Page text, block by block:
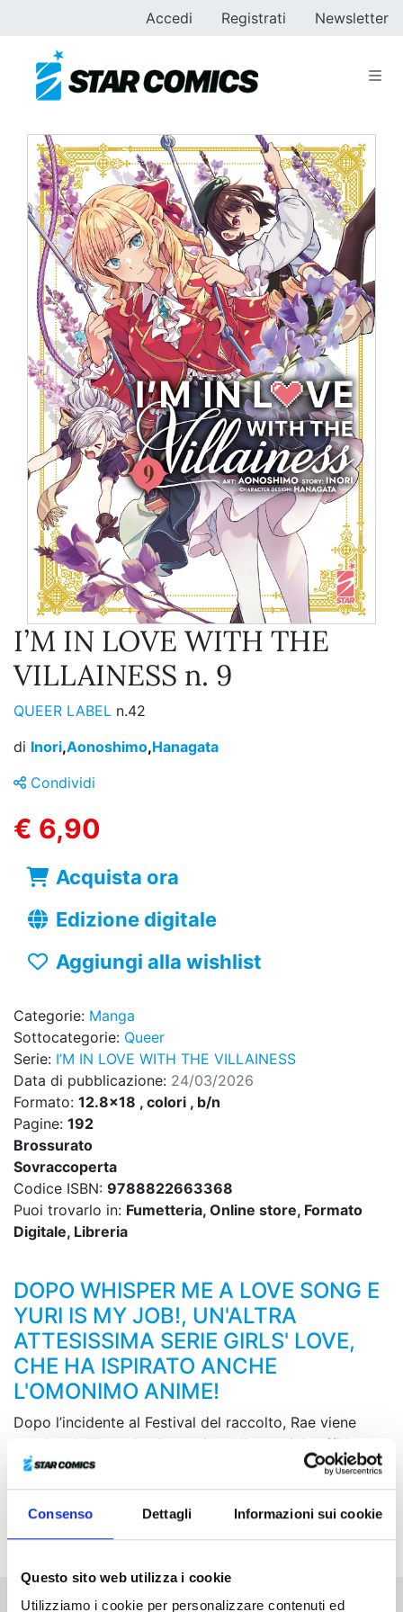
Consenso Dettagli Informazioni sui cookie
Questo sito web utilizza i cookie
Utilizziamo i cookie per personalizzare contenuti ed
Accedi Registrati Newsletter
I’M IN LOVE WITH THE
VILLAINESS n. 9
QUEER LABEL n.42
di Inori,Aonoshimo,Hanagata
Condividi
€ 6,90
Acquista ora
Edizione digitale
Aggiungi alla wishlist
Categorie: Manga
Sottocategorie: Queer
Serie: I’M IN LOVE WITH THE VILLAINESS
Data di pubblicazione: 24/03/2026
Formato: 12.8x18 , colori , b/n
Pagine: 192
Brossurato
Sovraccoperta
Codice ISBN: 9788822663368
Puoi trovarlo in: Fumetteria, Online store, Formato
Digitale, Libreria
DOPO WHISPER ME A LOVE SONG E
YURI IS MY JOB!, UN'ALTRA
ATTESISSIMA SERIE GIRLS' LOVE,
CHE HA ISPIRATO ANCHE
L'OMONIMO ANIME!
Dopo l’incidente al Festival del raccolto, Rae viene
espulsa dall’Accademia, ma il re L’Ausseuil le affida
l’incarico speciale di “smascherare le malefatte dei
nobili più in vista”. Rae inizia così a indagare con l’aiuto
di Claire e Lilly, ma le persone indicate dal sovrano si